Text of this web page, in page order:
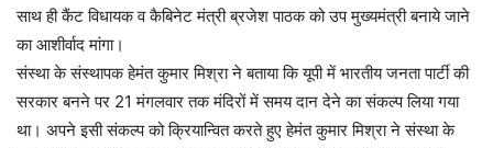
साथ ही कैंट विधायक व कैबिनेट मंत्री ब्रजेश पाठक को उप मुख्यमंत्री बनाये जाने
का आशीर्वाद मांगा।
संस्था के संस्थापक हेमंत कुमार मिश्रा ने बताया कि यूपी में भारतीय जनता पार्टी की
सरकार बनने पर 21 मंगलवार तक मंदिरों में समय दान देने का संकल्प लिया गया
था। अपने इसी संकल्प को क्रियान्वित करते हुए हेमंत कुमार मिश्रा ने संस्था के